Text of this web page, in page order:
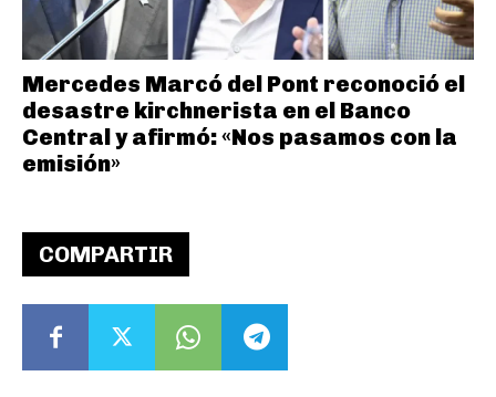
COMPARTIR
Mercedes Marcó del Pont reconoció el
desastre kirchnerista en el Banco
Central y afirmó: «Nos pasamos con la
emisión»